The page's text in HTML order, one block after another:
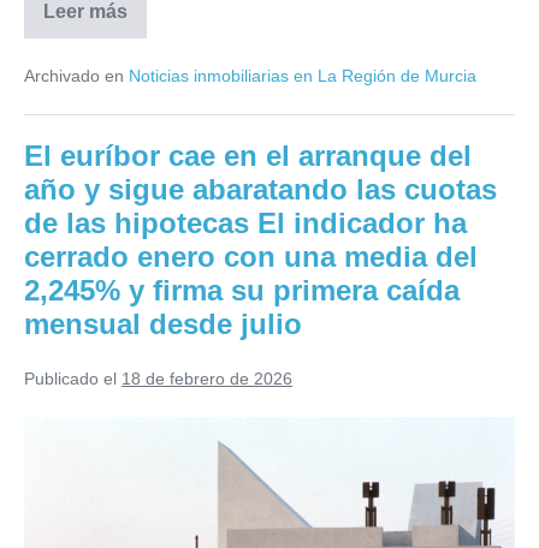
Leer más
10
Ventajas
comprar
vivienda
frente
de
Alquilar
en
2026
Archivado en Noticias inmobiliarias en La Región de Murcia
El euríbor cae en el arranque del
año y sigue abaratando las cuotas
de las hipotecas El indicador ha
cerrado enero con una media del
2,245% y firma su primera caída
mensual desde julio
Publicado el 18 de febrero de 2026